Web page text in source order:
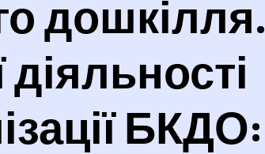
дошкілля.
діяльності
БКДО: